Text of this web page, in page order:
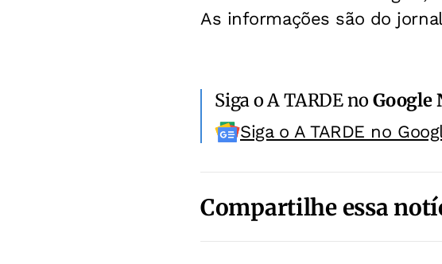
As informações são do
Siga o A TARDE noGoogle
Siga o A TARDE no
Compartilhe essa